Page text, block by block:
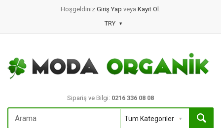
Hoşgeldiniz Giriş Yap veya Kayıt Ol .
TRY
Sipariş ve Bilgi: 0216 336 08 08